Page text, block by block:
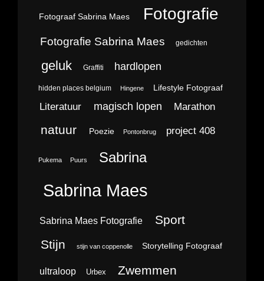
Fotograaf Sabrina Maes Fotografie
Fotografie Sabrina Maes gedichten
geluk Graffiti hardlopen
hidden places belgium Hingene Lifestyle Fotograaf
Literatuur magisch lopen Marathon
natuur Poezie Pontonbrug project 408
Pukema Puurs Sabrina
Sabrina Maes
Sabrina Maes Fotografie Sport
Stijn stijn van coppenolle Storytelling Fotograaf
ultraloop Urbex Zwemmen